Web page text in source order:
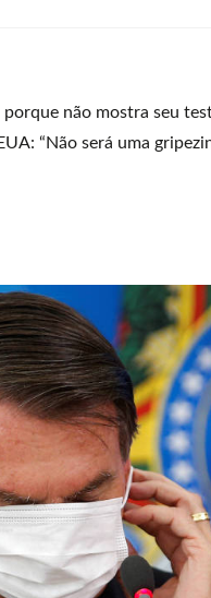
não mostra seu
“Não será uma